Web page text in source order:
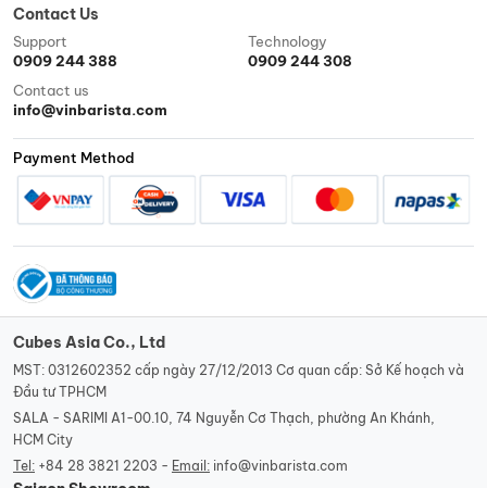
Contact Us
Support
0909 244 388
Technology
0909 244 308
Contact us
info@vinbarista.com
Payment Method
Cubes Asia Co., Ltd
MST: 0312602352 cấp ngày 27/12/2013 Cơ quan cấp: Sở Kế hoạch và
Đầu tư TPHCM
SALA - SARIMI A1-00.10, 74 Nguyễn Cơ Thạch, phường An Khánh,
HCM City
Tel: +84 28 3821 2203 - Email: info@vinbarista.com